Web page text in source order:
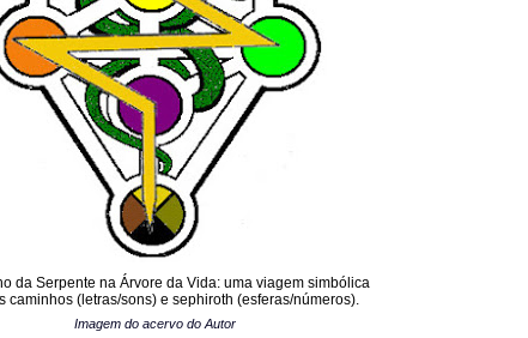
da Serpente na Árvore da Vida: uma viagem simbólica
caminhos (letras/sons) e sephiroth (esferas/números).
Imagem do acervo do Autor